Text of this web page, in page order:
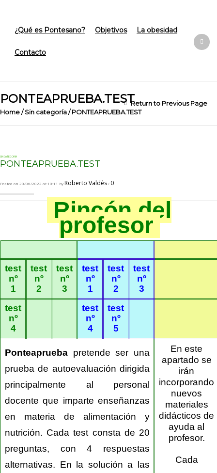
¿Qué es Pontesano? Objetivos La obesidad
Contacto
PONTEAPRUEBA.TEST
Home/ Sin categoría/ PONTEAPRUEBA.TEST
Return to Previous Page
SIN CATEGORÍA
PONTEAPRUEBA.TEST
Posted on 20/06/2022 at 10:11 byRoberto Valdés/ 0
Rincón del
profesor
test
nº
1
test
nº
2
test
nº
3
test
nº
1
test
nº
2
test
nº
3
test
nº
4
test
nº
4
test
nº
5
Ponteaprueba pretende ser una
prueba de autoevaluación dirigida
principalmente al personal
docente que imparte enseñanzas
en materia de alimentación y
nutrición. Cada test consta de 20
preguntas, con 4 respuestas
alternativas. En la solución a las
En este
apartado se
irán
incorporando
nuevos
materiales
didácticos de
ayuda al
profesor.
Cada